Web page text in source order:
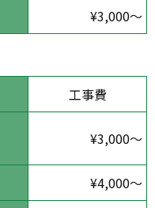
¥3,000～
工事費
¥3,000～
¥4,000～